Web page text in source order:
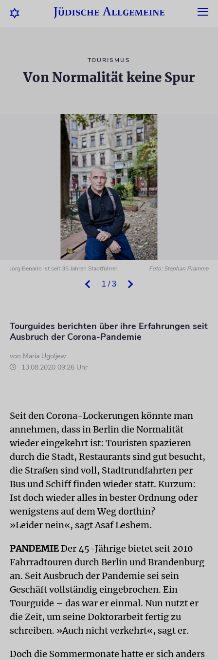
TOURISMUS
Von Normalität keine Spur
1 / 3
Jörg Benario ist seit 35 Jahren Stadtführer. Foto: Stephan Pramme
Tourguides berichten über ihre Erfahrungen seit
Ausbruch der Corona-Pandemie
von Maria Ugoljew
13.08.2020 09:26 Uhr
Seit den Corona-Lockerungen könnte man
annehmen, dass in Berlin die Normalität
wieder eingekehrt ist: Touristen spazieren
durch die Stadt, Restaurants sind gut besucht,
die Straßen sind voll, Stadtrundfahrten per
Bus und Schiff finden wieder statt. Kurzum:
Ist doch wieder alles in bester Ordnung oder
wenigstens auf dem Weg dorthin?
»Leider nein«, sagt Asaf Leshem.
PANDEMIEDer 45-Jährige bietet seit 2010
Fahrradtouren durch Berlin und Brandenburg
an. Seit Ausbruch der Pandemie sei sein
Geschäft vollständig eingebrochen. Ein
Tourguide – das war er einmal. Nun nutzt er
die Zeit, um seine Doktorarbeit fertig zu
schreiben. »Auch nicht verkehrt«, sagt er.
Doch die Sommermonate hatte er sich anders